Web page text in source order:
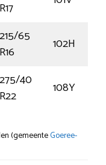
R17
215/65
R16
102H
275/40
R22
108Y
(gemeenteGoeree-